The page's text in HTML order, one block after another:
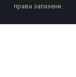
права запазени.